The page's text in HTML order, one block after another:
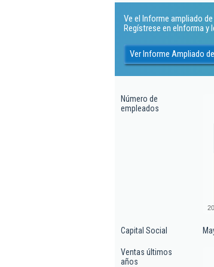
Ve el Informe ampliado
Regístrese en eInforma y
Ver Informe Ampliado
Número de
empleados
Capital Social
Ventas últimos
años